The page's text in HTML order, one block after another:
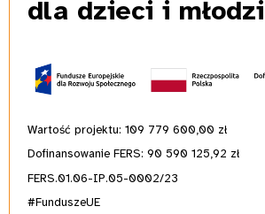
dla dzieci i
Wartość projektu: 109 779 600,00 zł
Dofinansowanie FERS: 90 590 125,92 zł
FERS.01.06-IP.05-0002/23
#FunduszeUE